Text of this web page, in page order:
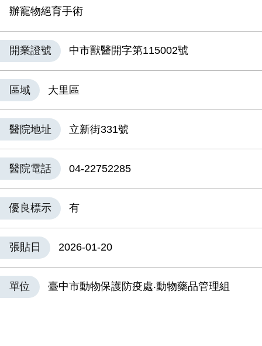
辦寵物絕育手術
開業證號 中市獸醫開字第115002號
區域 大里區
醫院地址 立新街331號
醫院電話 04-22752285
優良標示 有
張貼日 2026-01-20
單位 臺中市動物保護防疫處‧動物藥品管理組